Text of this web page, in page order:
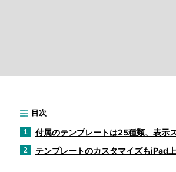
目次
1 付属のテンプレートは25種類、表示
2 テンプレートのカスタマイズもiPad